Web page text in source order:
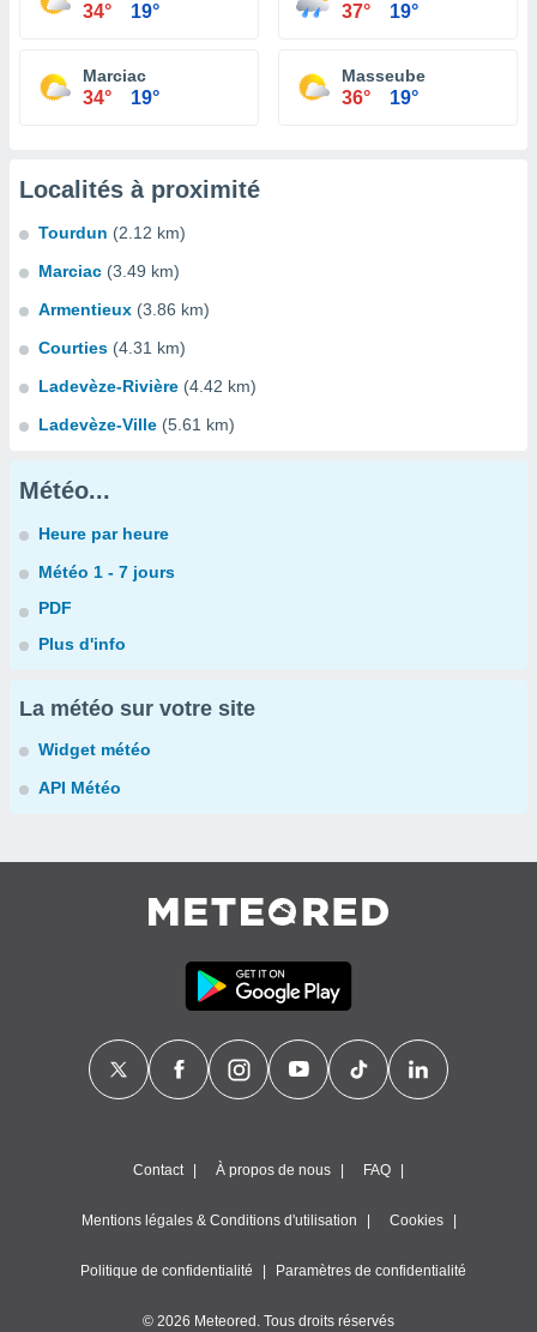
34° 19° 37° 19°
Marciac
34° 19°
Masseube
36° 19°
Localités à proximité
Tourdun (2.12 km)
Marciac (3.49 km)
Armentieux (3.86 km)
Courties (4.31 km)
Ladevèze-Rivière (4.42 km)
Ladevèze-Ville (5.61 km)
Météo...
Heure par heure
Météo 1 - 7 jours
PDF
Plus d'info
La météo sur votre site
Widget météo
API Météo
Contact À propos de nous FAQ
Mentions légales & Conditions d'utilisation Cookies
Politique de confidentialité Paramètres de confidentialité
© 2026 Meteored. Tous droits réservés